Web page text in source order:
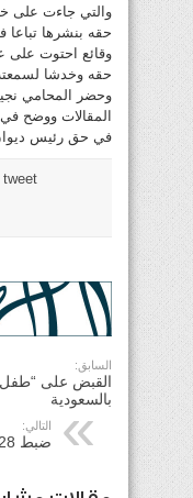
والتي جاءت على
حقه بنشرها تباعا
وقائع احتوت على
حقه وخدشا
وحضر المحامي
المقالات ووضح في
في حق رئيس
tweet
السابق:
القبض على
بالسعودية
التالي:
ضبط 28 ألف حبة كابتجون في العبدلي